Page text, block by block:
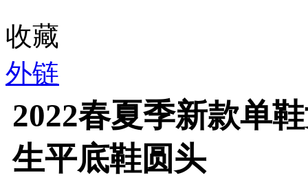
收藏
外链
2022春夏季新款单
生平底鞋圆头